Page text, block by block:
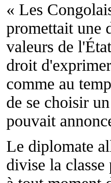
« Les
promettait une
valeurs de
droit
comme au
de se choisir
pouvait
Le diplomate
divise la